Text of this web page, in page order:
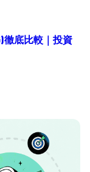
底比較｜投資